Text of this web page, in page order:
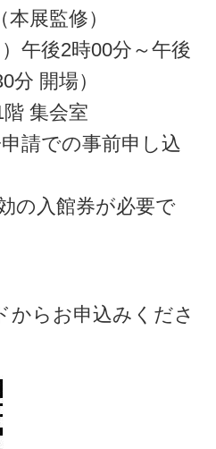
展監修）
午後2時00分～午後
分 開場）
集会室
請での事前申し込
の入館券が必要で
からお申込みくださ